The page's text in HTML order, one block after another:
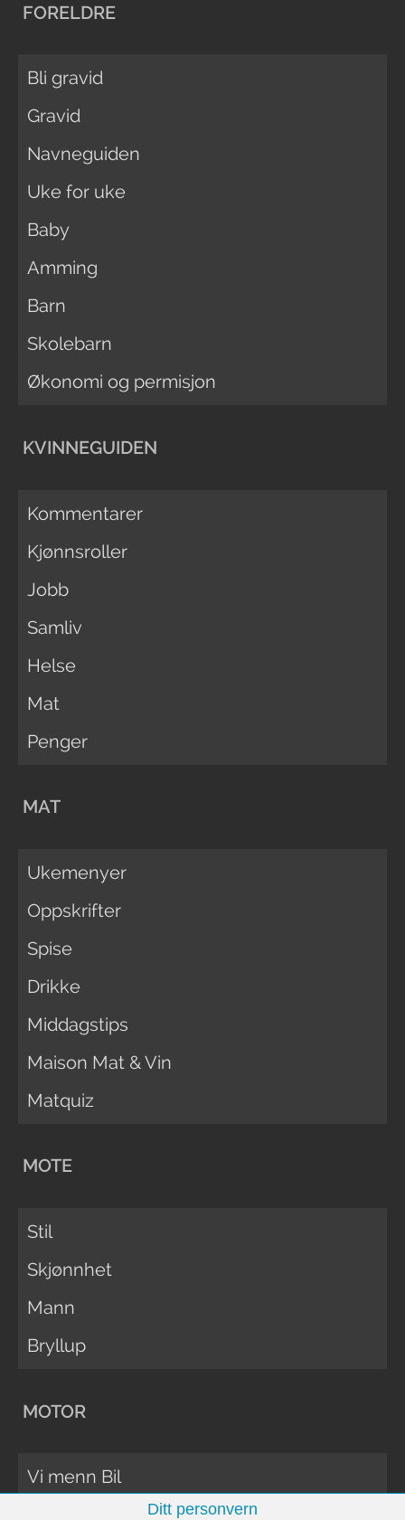
FORELDRE
Bli gravid
Gravid
Navneguiden
Uke for uke
Baby
Amming
Barn
Skolebarn
Økonomi og permisjon
KVINNEGUIDEN
Kommentarer
Kjønnsroller
Jobb
Samliv
Helse
Mat
Penger
MAT
Ukemenyer
Oppskrifter
Spise
Drikke
Middagstips
Maison Mat & Vin
Matquiz
MOTE
Stil
Skjønnhet
Mann
Bryllup
MOTOR
Vi menn Bil
Ditt personvern